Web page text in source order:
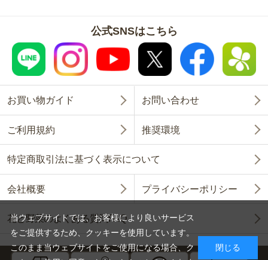
公式SNSはこちら
お買い物ガイド お問い合わせ
ご利用規約 推奨環境
特定商取引法に基づく表示について
会社概要 プライバシーポリシー
花と野菜のよくある質問FAQ
当ウェブサイトでは、お客様により良いサービス
をご提供するため、クッキーを使用しています。
このまま当ウェブサイトをご使用になる場合、ク
閉じる